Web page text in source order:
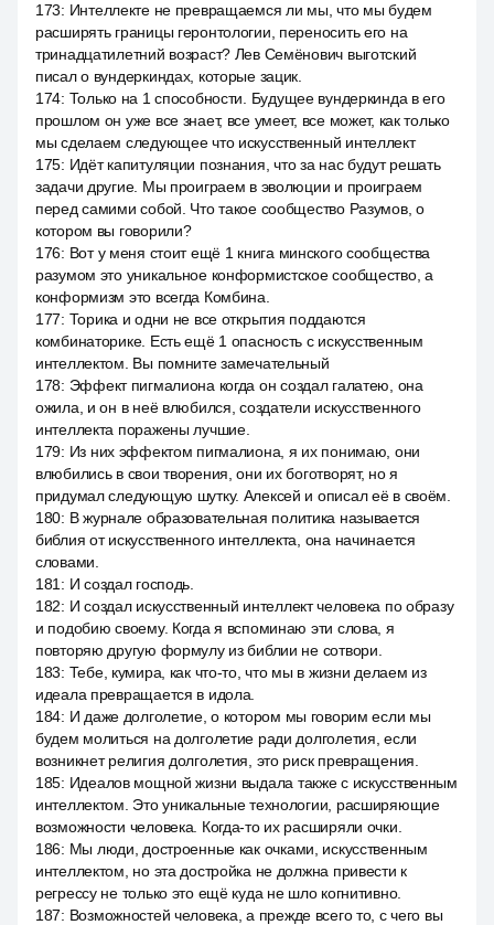
173: Интеллекте не превращаемся ли мы, что мы будем
расширять границы геронтологии, переносить его на
тринадцатилетний возраст? Лев Семёнович выготский
писал о вундеркиндах, которые зацик.
174: Только на 1 способности. Будущее вундеркинда в его
прошлом он уже все знает, все умеет, все может, как только
мы сделаем следующее что искусственный интеллект
175: Идёт капитуляции познания, что за нас будут решать
задачи другие. Мы проиграем в эволюции и проиграем
перед самими собой. Что такое сообщество Разумов, о
котором вы говорили?
176: Вот у меня стоит ещё 1 книга минского сообщества
разумом это уникальное конформистское сообщество, а
конформизм это всегда Комбина.
177: Торика и одни не все открытия поддаются
комбинаторике. Есть ещё 1 опасность с искусственным
интеллектом. Вы помните замечательный
178: Эффект пигмалиона когда он создал галатею, она
ожила, и он в неё влюбился, создатели искусственного
интеллекта поражены лучшие.
179: Из них эффектом пигмалиона, я их понимаю, они
влюбились в свои творения, они их боготворят, но я
придумал следующую шутку. Алексей и описал её в своём.
180: В журнале образовательная политика называется
библия от искусственного интеллекта, она начинается
словами.
181 : И создал господь.
182: И создал искусственный интеллект человека по образу
и подобию своему. Когда я вспоминаю эти слова, я
повторяю другую формулу из библии не сотвори.
183: Тебе, кумира, как что-то, что мы в жизни делаем из
идеала превращается в идола.
184: И даже долголетие, о котором мы говорим если мы
будем молиться на долголетие ради долголетия, если
возникнет религия долголетия, это риск превращения.
185: Идеалов мощной жизни выдала также с искусственным
интеллектом. Это уникальные технологии, расширяющие
возможности человека. Когда-то их расширяли очки.
186: Мы люди, достроенные как очками, искусственным
интеллектом, но эта достройка не должна привести к
регрессу не только это ещё куда не шло когнитивно.
187: Возможностей человека, а прежде всего то, с чего вы